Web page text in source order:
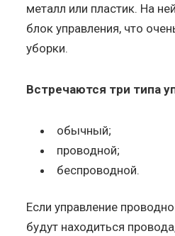
металл или пластик. На
блок управления, что
уборки.
Встречаются три типа
обычный;
проводной;
беспроводной.
Если управление
будут находиться